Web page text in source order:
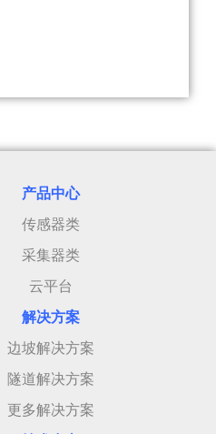
产品中心
传感器类
采集器类
云平台
解决方案
边坡解决方案
隧道解决方案
更多解决方案